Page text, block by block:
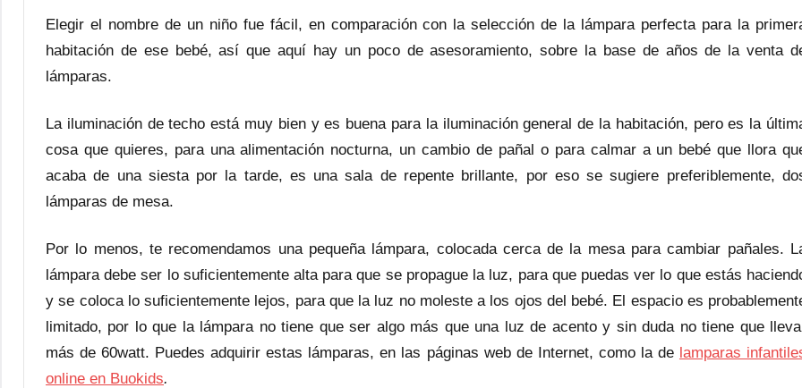
Elegir el nombre de un niño fue fácil, en comparación con la selección de la lámpara perfecta para la
habitación de ese bebé, así que aquí hay un poco de asesoramiento, sobre la base de años de la venta
lámparas.
La iluminación de techo está muy bien y es buena para la iluminación general de la habitación, pero es la
cosa que quieres, para una alimentación nocturna, un cambio de pañal o para calmar a un bebé que llora
acaba de una siesta por la tarde, es una sala de repente brillante, por eso se sugiere preferiblemente,
lámparas de mesa.
Por lo menos, te recomendamos una pequeña lámpara, colocada cerca de la mesa para cambiar pañales.
lámpara debe ser lo suficientemente alta para que se propague la luz, para que puedas ver lo que estás
y se coloca lo suficientemente lejos, para que la luz no moleste a los ojos del bebé. El espacio es
limitado, por lo que la lámpara no tiene que ser algo más que una luz de acento y sin duda no tiene que
más de 60watt. Puedes adquirir estas lámparas, en las páginas web de Internet, como la de lamparas
online en Buokids.